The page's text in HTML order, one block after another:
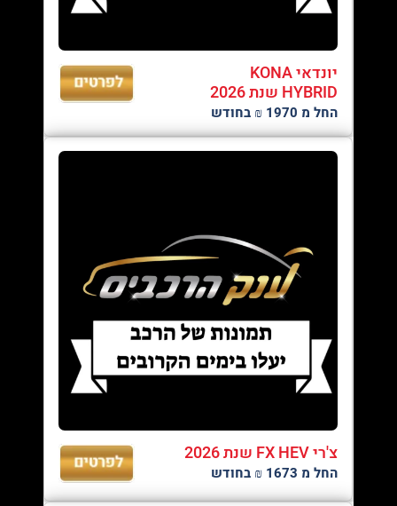
יונדאי KONA
HYBRID שנת 2026
החל מ 1970 ₪ בחודש
צ'רי FX HEV שנת 2026
החל מ 1673 ₪ בחודש